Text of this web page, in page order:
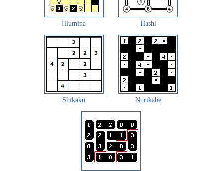
Illumina Hashi
Shikaku Nurikabe